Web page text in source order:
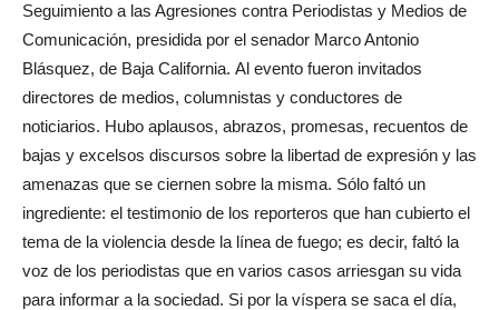
Seguimiento a las Agresiones contra Periodistas y Medios de
Comunicación, presidida por el senador Marco Antonio
Blásquez, de Baja California. Al evento fueron invitados
directores de medios, columnistas y conductores de
noticiarios. Hubo aplausos, abrazos, promesas, recuentos de
bajas y excelsos discursos sobre la libertad de expresión y las
amenazas que se ciernen sobre la misma. Sólo faltó un
ingrediente: el testimonio de los reporteros que han cubierto el
tema de la violencia desde la línea de fuego; es decir, faltó la
voz de los periodistas que en varios casos arriesgan su vida
para informar a la sociedad. Si por la víspera se saca el día,